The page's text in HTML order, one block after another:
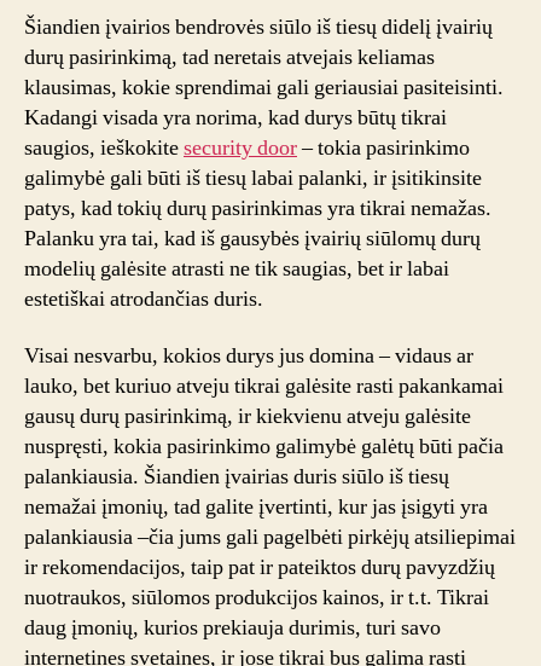
kainomis
Šiandien įvairios bendrovės siūlo iš tiesų didelį įvairių
durų pasirinkimą, tad neretais atvejais keliamas
klausimas, kokie sprendimai gali geriausiai pasiteisinti.
Kadangi visada yra norima, kad durys būtų tikrai
saugios, ieškokitesecurity door– tokia pasirinkimo
galimybė gali būti iš tiesų labai palanki, ir įsitikinsite
patys, kad tokių durų pasirinkimas yra tikrai nemažas.
Palanku yra tai, kad iš gausybės įvairių siūlomų durų
modelių galėsite atrasti ne tik saugias, bet ir labai
estetiškai atrodančias duris.
Visai nesvarbu, kokios durys jus domina – vidaus ar
lauko, bet kuriuo atveju tikrai galėsite rasti pakankamai
gausų durų pasirinkimą, ir kiekvienu atveju galėsite
nuspręsti, kokia pasirinkimo galimybė galėtų būti pačia
palankiausia. Šiandien įvairias duris siūlo iš tiesų
nemažai įmonių, tad galite įvertinti, kur jas įsigyti yra
palankiausia –čia jums gali pagelbėti pirkėjų atsiliepimai
ir rekomendacijos, taip pat ir pateiktos durų pavyzdžių
nuotraukos, siūlomos produkcijos kainos, ir t.t. Tikrai
daug įmonių, kurios prekiauja durimis, turi savo
internetines svetaines, ir jose tikrai bus galima rasti